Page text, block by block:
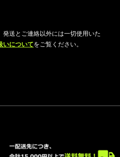
送とご連絡以外には一切使用いた
いについてをご覧ください。